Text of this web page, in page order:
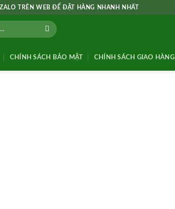
TRÊN WEB ĐỂ ĐẶT HÀNG NHANH NHẤT
CHÍNH SÁCH BẢO MẬT CHÍNH SÁCH GIAO HÀNG